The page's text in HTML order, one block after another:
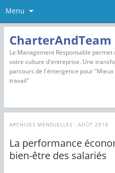
Menu
CharterAndTeam
Le Management Responsable
votre culture d'entreprise. Une
parcours de l'émergence pour
travail"
ARCHIVES MENSUELLES : AOÛT 2016
La performance
bien-être des salariés